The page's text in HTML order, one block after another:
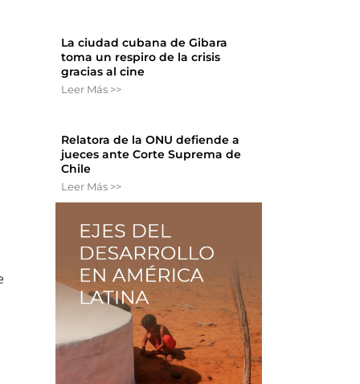
La ciudad cubana de Gibara
toma un respiro de la crisis
gracias al cine
Leer Más >>
Relatora de la ONU defiende a
jueces ante Corte Suprema de
Chile
Leer Más >>